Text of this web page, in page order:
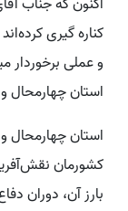
کناره گیری
و عملی برخوردار
استان چهارمحال
استان چهارمحال
کشورمان
بارز آن، دوران